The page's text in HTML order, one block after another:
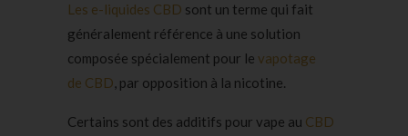
Les e-liquides CBD sont un terme qui fait
généralement référence à une solution
composée spécialement pour le vapotage
de CBD, par opposition à la nicotine.
Certains sont des additifs pour vape au CBD